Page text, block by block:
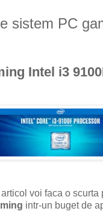
sistem PC
Intel i3
voi faca o scurta
intr-un buget de